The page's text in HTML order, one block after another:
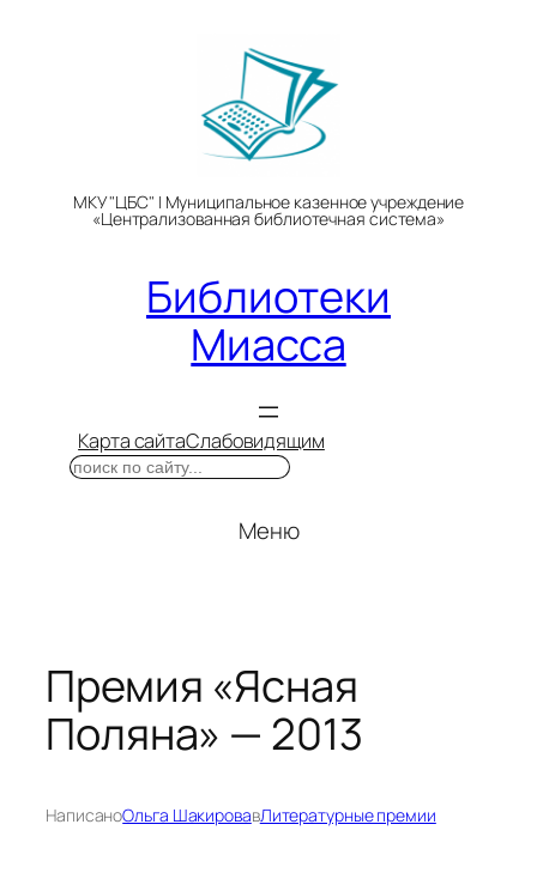
МКУ "ЦБС" | Муниципальное казенное учреждение
«Централизованная библиотечная система»
Библиотеки
Миасса
Карта сайтаСлабовидящим
Поиск
Меню
Премия «Ясная
Поляна» — 2013
НаписаноОльга ШакировавЛитературные премии